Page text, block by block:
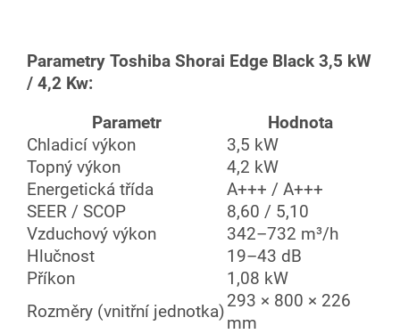
Parametry Toshiba Shorai Edge Black 3,5 kW
/ 4,2 Kw:
Parametr
Hodnota
Chladicí výkon
3,5 kW
Topný výkon
4,2 kW
Energetická třída
A+++ / A+++
SEER / SCOP
8,60 / 5,10
Vzduchový výkon
342–732 m³/h
Hlučnost
19–43 dB
Příkon
1,08 kW
Rozměry (vnitřní jednotka)
293 × 800 × 226
mm